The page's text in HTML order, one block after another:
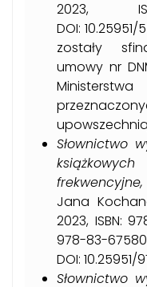
2023,
DOI:
zostały
umowy nr
Słownictwo
frekwencyjne,
Jana
2023, ISBN:
978-83-
DOI: 10.25951/
Słownictwo